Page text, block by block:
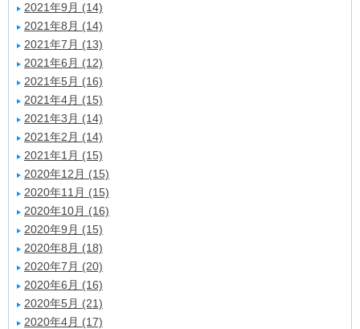
2021年9月 (14)
2021年8月 (14)
2021年7月 (13)
2021年6月 (12)
2021年5月 (16)
2021年4月 (15)
2021年3月 (14)
2021年2月 (14)
2021年1月 (15)
2020年12月 (15)
2020年11月 (15)
2020年10月 (16)
2020年9月 (15)
2020年8月 (18)
2020年7月 (20)
2020年6月 (16)
2020年5月 (21)
2020年4月 (17)